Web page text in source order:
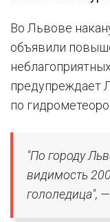
Во Львове
объявили
предупреждает
по
"По городу
видимость
гололедица",